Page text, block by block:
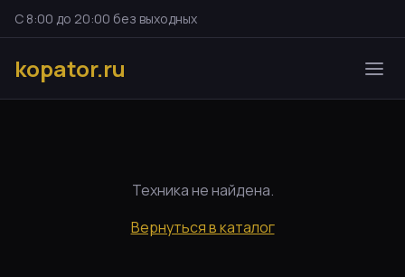
С 8:00 до 20:00 без выходных
kopator.ru
Техника не найдена.
Вернуться в каталог